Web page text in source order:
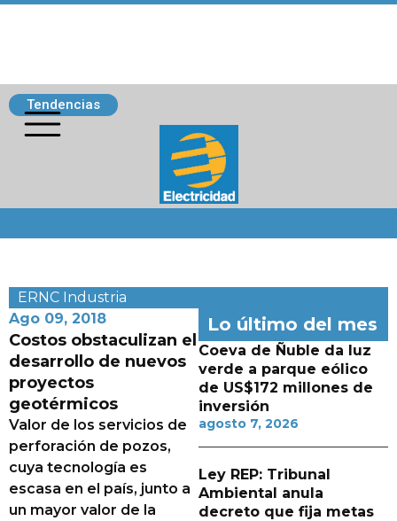
Tendencias
ERNC Industria
Ago 09, 2018
Costos obstaculizan el
desarrollo de nuevos
proyectos
geotérmicos
Valor de los servicios de
perforación de pozos,
cuya tecnología es
escasa en el país, junto a
un mayor valor de la
Lo último del mes
Coeva de Ñuble da luz
verde a parque eólico
de US$172 millones de
inversión
agosto 7, 2026
Ley REP: Tribunal
Ambiental anula
decreto que fija metas